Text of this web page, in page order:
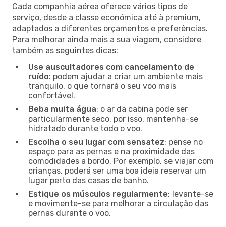
Cada companhia aérea oferece vários tipos de
serviço, desde a classe económica até à premium,
adaptados a diferentes orçamentos e preferências.
Para melhorar ainda mais a sua viagem, considere
também as seguintes dicas:
Use auscultadores com cancelamento de
ruído: podem ajudar a criar um ambiente mais
tranquilo, o que tornará o seu voo mais
confortável.
Beba muita água: o ar da cabina pode ser
particularmente seco, por isso, mantenha-se
hidratado durante todo o voo.
Escolha o seu lugar com sensatez: pense no
espaço para as pernas e na proximidade das
comodidades a bordo. Por exemplo, se viajar com
crianças, poderá ser uma boa ideia reservar um
lugar perto das casas de banho.
Estique os músculos regularmente: levante-se
e movimente-se para melhorar a circulação das
pernas durante o voo.